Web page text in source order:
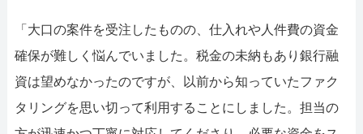
「大口の案件を受注したものの、仕入れや人件費の資金
確保が難しく悩んでいました。税金の未納もあり銀行融
資は望めなかったのですが、以前から知っていたファク
タリングを思い切って利用することにしました。担当の